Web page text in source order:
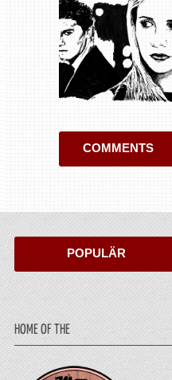
COMMENTS
POPULÄR
HOME OF THE